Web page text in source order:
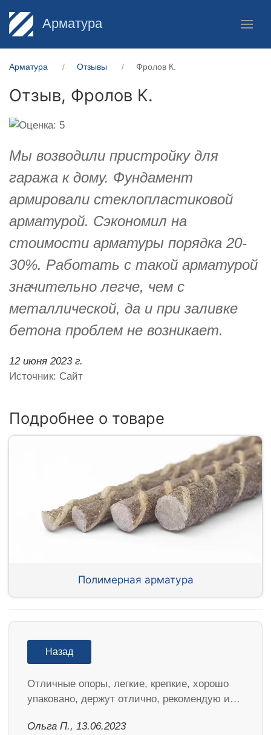
Арматура
Арматура Отзывы Фролов К.
Отзыв, Фролов К.
Мы возводили пристройку для
гаража к дому. Фундамент
армировали стеклопластиковой
арматурой. Сэкономил на
стоимости арматуры порядка 20-
30%. Работать с такой арматурой
значительно легче, чем с
металлической, да и при заливке
бетона проблем не возникает.
12 июня 2023 г.
Источник: Сайт
Подробнее о товаре
Полимерная арматура
Назад
Отличные опоры, легкие, крепкие, хорошо
упаковано, держут отлично, рекомендую и…
Ольга П., 13.06.2023